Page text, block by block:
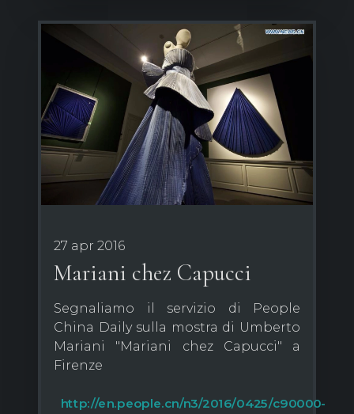
27 apr 2016
Mariani chez Capucci
Segnaliamo il servizio di People
China Daily sulla mostra di Umberto
Mariani "Mariani chez Capucci" a
Firenze
http://en.people.cn/n3/2016/0425/c90000-